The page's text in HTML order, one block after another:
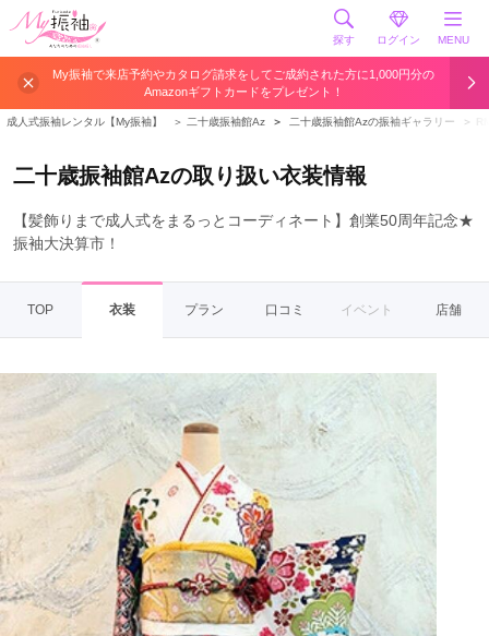
探す ログイン MENU
My振袖で来店予約やカタログ請求をしてご成約された方に1,000円分の
Amazonギフトカードをプレゼント！
成人式振袖レンタル【My振袖】 ＞ 二十歳振袖館Az ＞ 二十歳振袖館Azの振袖ギャラリー ＞
二十歳振袖館Azの取り扱い衣装情報
【髪飾りまで成人式をまるっとコーディネート】創業50周年記念★
振袖大決算市！
TOP 衣装 プラン 口コミ イベント 店舗